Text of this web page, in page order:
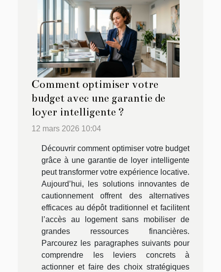
Comment optimiser votre
budget avec une garantie de
loyer intelligente ?
12 mars 2026 10:04
Découvrir comment optimiser votre budget
grâce à une garantie de loyer intelligente
peut transformer votre expérience locative.
Aujourd’hui, les solutions innovantes de
cautionnement offrent des alternatives
efficaces au dépôt traditionnel et facilitent
l’accès au logement sans mobiliser de
grandes ressources financières.
Parcourez les paragraphes suivants pour
comprendre les leviers concrets à
actionner et faire des choix stratégiques